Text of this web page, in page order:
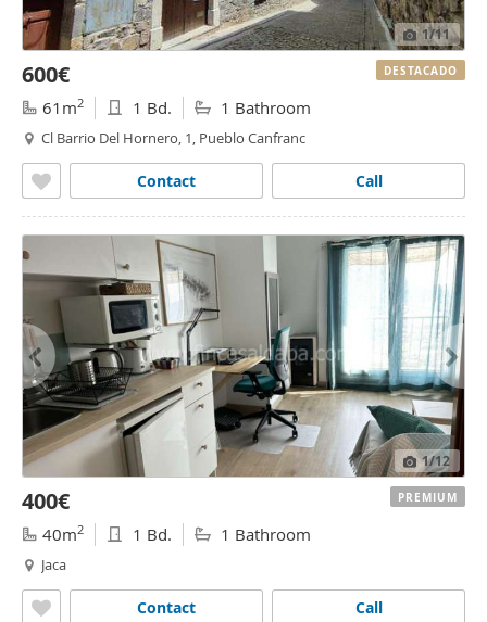
1/11
600€
61m2 1 Bd. 1 Bathroom
Cl Barrio Del Hornero, 1, Pueblo Canfranc
Call
Contact
DESTACADO
1/12
400€
40m2 1 Bd. 1 Bathroom
Jaca
Call
Contact
PREMIUM